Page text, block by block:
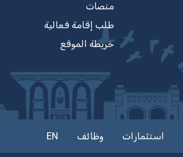
منصات
طلب إقامة فعالية
خريطة الموقع
استثمارات وظائف EN